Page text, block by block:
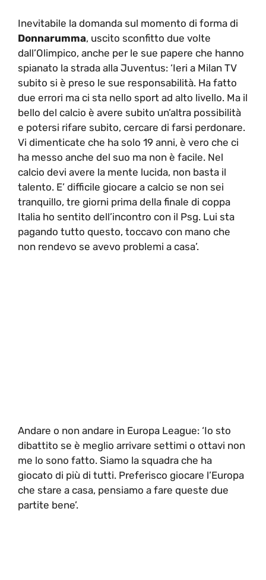
Inevitabile la domanda sul momento di forma di
Donnarumma, uscito sconfitto due volte
dall’Olimpico, anche per le sue papere che hanno
spianato la strada alla Juventus: ‘Ieri a Milan TV
subito si è preso le sue responsabilità. Ha fatto
due errori ma ci sta nello sport ad alto livello. Ma il
bello del calcio è avere subito un’altra possibilità
e potersi rifare subito, cercare di farsi perdonare.
Vi dimenticate che ha solo 19 anni, è vero che ci
ha messo anche del suo ma non è facile. Nel
calcio devi avere la mente lucida, non basta il
talento. E’ difficile giocare a calcio se non sei
tranquillo, tre giorni prima della finale di coppa
Italia ho sentito dell’incontro con il Psg. Lui sta
pagando tutto questo, toccavo con mano che
non rendevo se avevo problemi a casa’.
Andare o non andare in Europa League: ‘Io sto
dibattito se è meglio arrivare settimi o ottavi non
me lo sono fatto. Siamo la squadra che ha
giocato di più di tutti. Preferisco giocare l’Europa
che stare a casa, pensiamo a fare queste due
partite bene’.